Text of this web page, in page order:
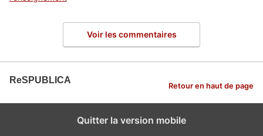
Voir les commentaires
ReSPUBLICA
Retour en haut de page
Quitter la version mobile